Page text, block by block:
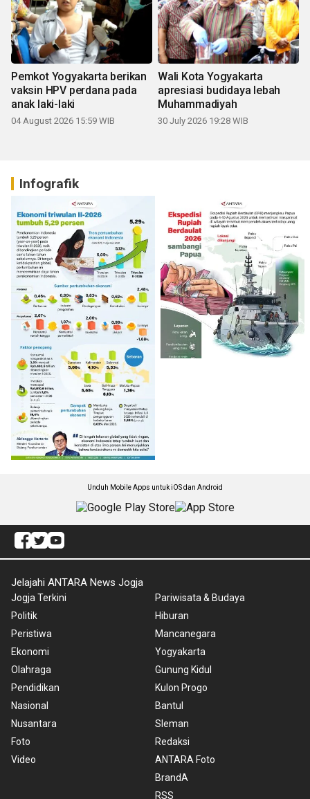
Pemkot Yogyakarta berikan
vaksin HPV perdana pada
anak laki-laki
04 August 2026 15:59 WIB
Wali Kota Yogyakarta
apresiasi budidaya lebah
Muhammadiyah
30 July 2026 19:28 WIB
Infografik
Unduh Mobile Apps untuk iOS dan Android
Jelajahi ANTARA News Jogja
Jogja Terkini
Politik
Peristiwa
Ekonomi
Olahraga
Pendidikan
Nasional
Nusantara
Foto
Video
Pariwisata & Budaya
Hiburan
Mancanegara
Yogyakarta
Gunung Kidul
Kulon Progo
Bantul
Sleman
Redaksi
ANTARA Foto
BrandA
RSS